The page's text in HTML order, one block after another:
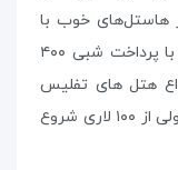
هاستل‌های خوب با
صبحانه رایگان، شبی ۷۰ لاری هزینه دارد. با پرداخت شبی ۴۰۰
هتل های تفلیس
اقامت کنید. هزینه‌ اقامت در هتل‌های معمولی از ۱۰۰ لاری شروع